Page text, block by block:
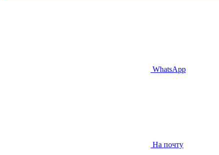
WhatsApp
На почту